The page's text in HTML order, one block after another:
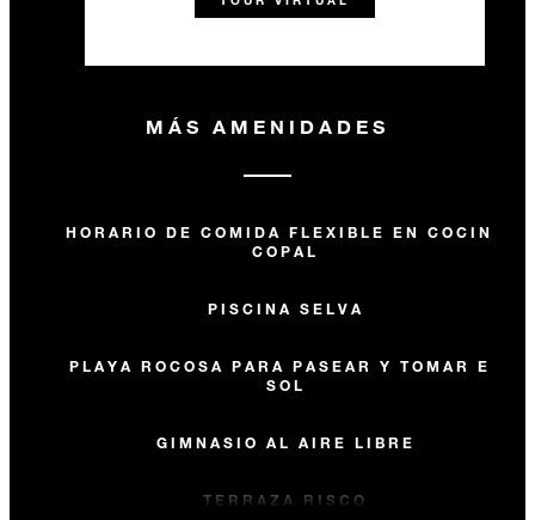
MÁS AMENIDADES
HORARIO DE COMIDA FLEXIBLE EN COCINA
COPAL
PISCINA SELVA
PLAYA ROCOSA PARA PASEAR Y TOMAR EL
SOL
GIMNASIO AL AIRE LIBRE
TERRAZA RISCO